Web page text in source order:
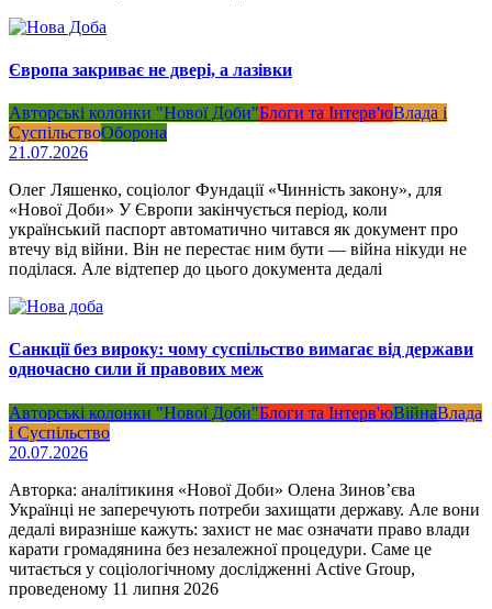
Європа закриває не двері, а лазівки
Авторські колонки "Нової Доби"Блоги та Інтерв'юВлада і
СуспільствоОборона
21.07.2026
Олег Ляшенко, соціолог Фундації «Чинність закону», для
«Нової Доби» У Європи закінчується період, коли
український паспорт автоматично читався як документ про
втечу від війни. Він не перестає ним бути — війна нікуди не
поділася. Але відтепер до цього документа дедалі
Санкції без вироку: чому суспільство вимагає від держави
одночасно сили й правових меж
Авторські колонки "Нової Доби"Блоги та Інтерв'юВійнаВлада
і Суспільство
20.07.2026
Авторка: аналітикиня «Нової Доби» Олена Зинов’єва
Українці не заперечують потреби захищати державу. Але вони
дедалі виразніше кажуть: захист не має означати право влади
карати громадянина без незалежної процедури. Саме це
читається у соціологічному дослідженні Active Group,
проведеному 11 липня 2026